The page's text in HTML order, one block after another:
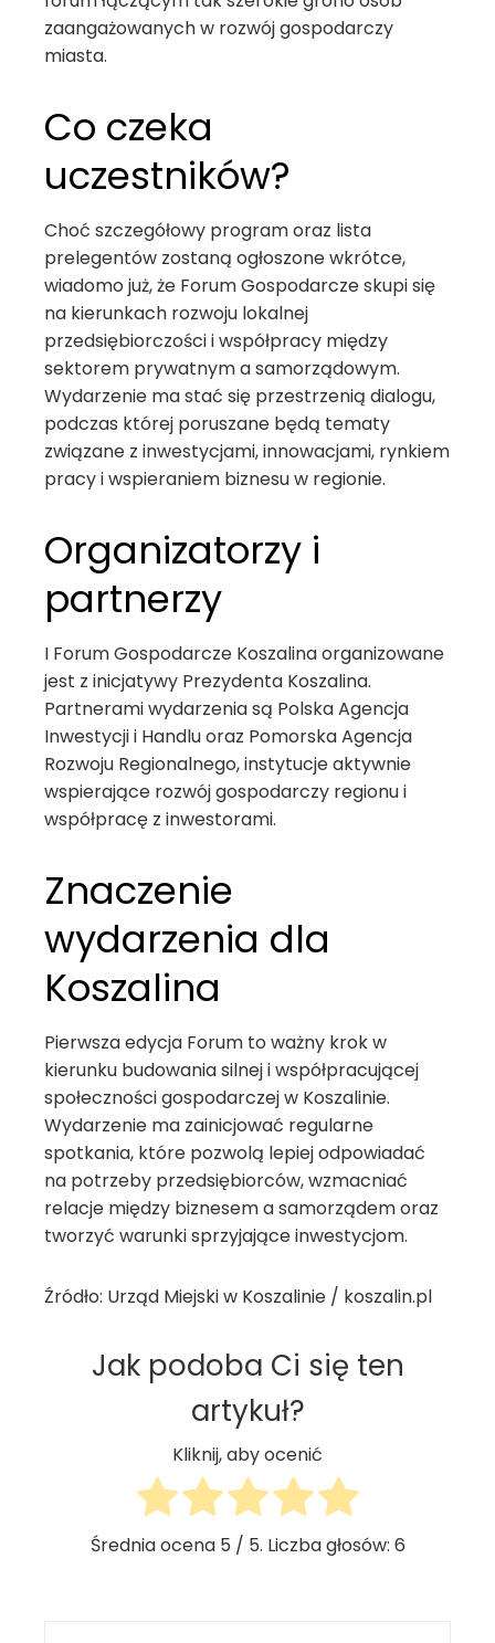
zaangażowanych w rozwój gospodarczy
miasta.
Co czeka
uczestników?
Choć szczegółowy program oraz lista
prelegentów zostaną ogłoszone wkrótce,
wiadomo już, że Forum Gospodarcze skupi się
na kierunkach rozwoju lokalnej
przedsiębiorczości i współpracy między
sektorem prywatnym a samorządowym.
Wydarzenie ma stać się przestrzenią dialogu,
podczas której poruszane będą tematy
związane z inwestycjami, innowacjami, rynkiem
pracy i wspieraniem biznesu w regionie.
Organizatorzy i
partnerzy
I Forum Gospodarcze Koszalina organizowane
jest z inicjatywy Prezydenta Koszalina.
Partnerami wydarzenia są Polska Agencja
Inwestycji i Handlu oraz Pomorska Agencja
Rozwoju Regionalnego, instytucje aktywnie
wspierające rozwój gospodarczy regionu i
współpracę z inwestorami.
Znaczenie
wydarzenia dla
Koszalina
Pierwsza edycja Forum to ważny krok w
kierunku budowania silnej i współpracującej
społeczności gospodarczej w Koszalinie.
Wydarzenie ma zainicjować regularne
spotkania, które pozwolą lepiej odpowiadać
na potrzeby przedsiębiorców, wzmacniać
relacje między biznesem a samorządem oraz
tworzyć warunki sprzyjające inwestycjom.
Źródło: Urząd Miejski w Koszalinie / koszalin.pl
Jak podoba Ci się ten
artykuł?
Kliknij, aby ocenić
Średnia ocena 5 / 5. Liczba głosów: 6